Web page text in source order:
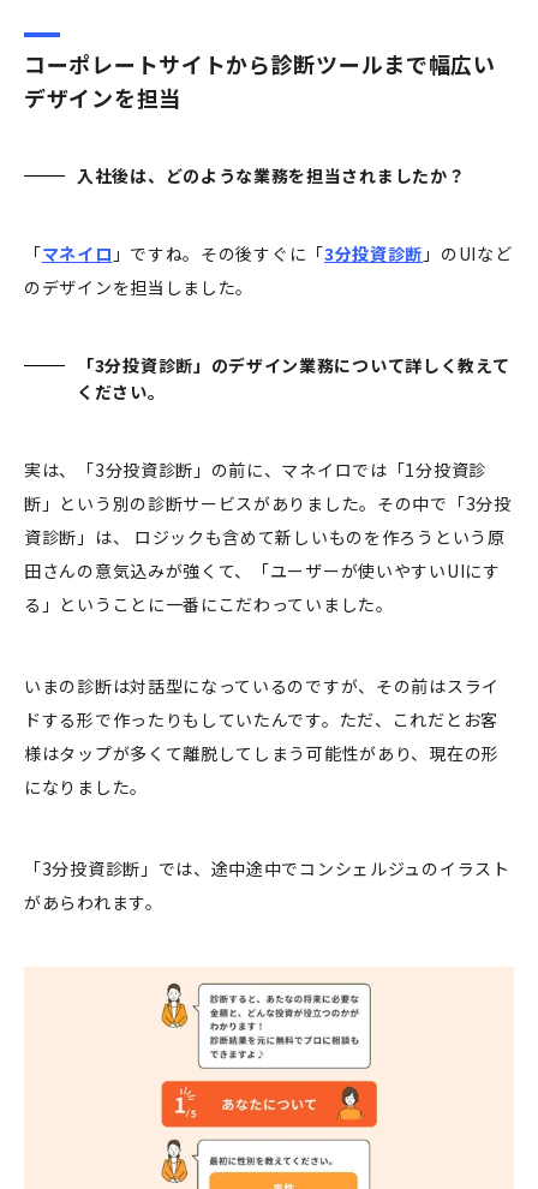
コーポレートサイトから診断ツールまで幅広い
デザインを担当
入社後は、どのような業務を担当されましたか？
「マネイロ 」ですね。その後すぐに「3分投資診断 」のUIなど
のデザインを担当しました。
「3分投資診断」のデザイン業務について詳しく教えて
ください。
実は、「3分投資診断」の前に、マネイロでは「1分投資診
断」という別の診断サービスがありました。その中で「3分投
資診断」は、 ロジックも含めて新しいものを作ろうという原
田さんの意気込みが強くて、「ユーザーが使いやすいUIにす
る」ということに一番にこだわっていました。
いまの診断は対話型になっているのですが、その前はスライ
ドする形で作ったりもしていたんです。ただ、これだとお客
様はタップが多くて離脱してしまう可能性があり、現在の形
になりました。
「3分投資診断」では、途中途中でコンシェルジュのイラスト
があらわれます。